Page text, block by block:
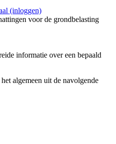
(inloggen)
voor de grondbelasting
informatie over een bepaald
algemeen uit de navolgende